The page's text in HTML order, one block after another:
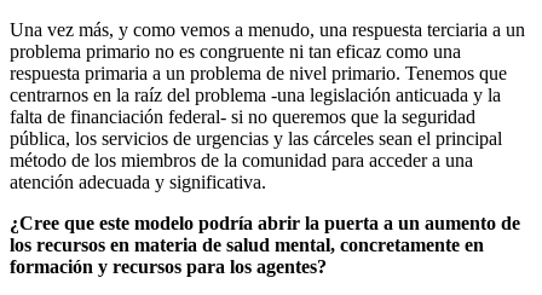
Una vez más, y como vemos a menudo, una respuesta terciaria a un
problema primario no es congruente ni tan eficaz como una
respuesta primaria a un problema de nivel primario. Tenemos que
centrarnos en la raíz del problema -una legislación anticuada y la
falta de financiación federal- si no queremos que la seguridad
pública, los servicios de urgencias y las cárceles sean el principal
método de los miembros de la comunidad para acceder a una
atención adecuada y significativa.
¿Cree que este modelo podría abrir la puerta a un aumento de
los recursos en materia de salud mental, concretamente en
formación y recursos para los agentes?